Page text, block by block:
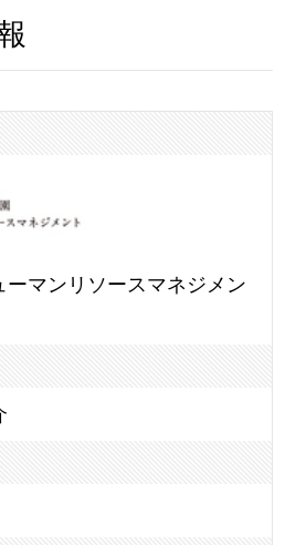
マンリソースマネジメン